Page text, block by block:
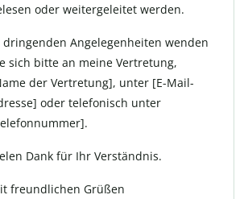
oder weitergeleitet werden.
dringenden Angelegenheiten wenden
sich bitte an meine Vertretung,
der Vertretung], unter [E-Mail-
oder telefonisch unter
Dank für Ihr Verständnis.
freundlichen Grüßen